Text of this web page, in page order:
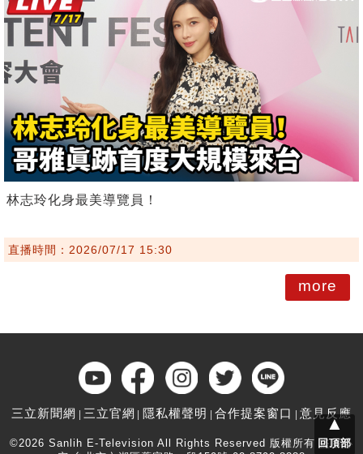
林志玲化身最美導覽員！
直播時間：2026/07/17 15:30
more
三立新聞網 三立官網 隱私權聲明 合作提案窗口 意見反應
©2026 Sanlih E-Television All Rights Reserved 版權所有 盜用必
▲
回頂部